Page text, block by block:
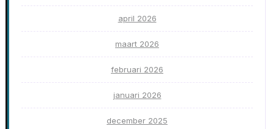
april 2026
maart 2026
februari 2026
januari 2026
december 2025